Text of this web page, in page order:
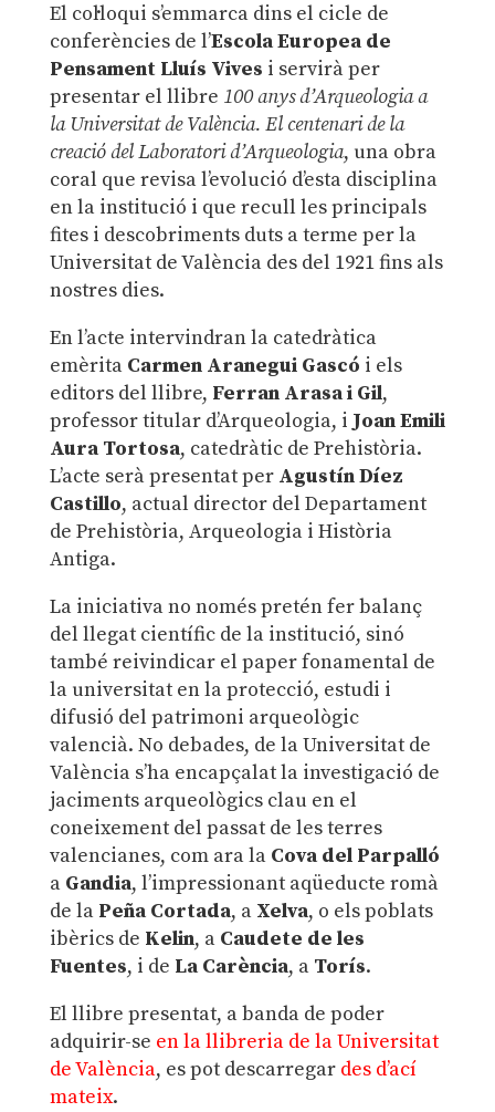
El col·loqui s’emmarca dins el cicle de
conferències de l’Escola Europea de
Pensament Lluís Vives i servirà per
presentar el llibre 100 anys d’Arqueologia a
la Universitat de València. El centenari de la
creació del Laboratori d’Arqueologia, una obra
coral que revisa l’evolució d’esta disciplina
en la institució i que recull les principals
fites i descobriments duts a terme per la
Universitat de València des del 1921 fins als
nostres dies.
En l’acte intervindran la catedràtica
emèrita Carmen Aranegui Gascó i els
editors del llibre, Ferran Arasa i Gil,
professor titular d’Arqueologia, i Joan Emili
Aura Tortosa, catedràtic de Prehistòria.
L’acte serà presentat per Agustín Díez
Castillo, actual director del Departament
de Prehistòria, Arqueologia i Història
Antiga.
La iniciativa no només pretén fer balanç
del llegat científic de la institució, sinó
també reivindicar el paper fonamental de
la universitat en la protecció, estudi i
difusió del patrimoni arqueològic
valencià. No debades, de la Universitat de
València s’ha encapçalat la investigació de
jaciments arqueològics clau en el
coneixement del passat de les terres
valencianes, com ara la Cova del Parpalló
a Gandia, l’impressionant aqüeducte romà
de la Peña Cortada, a Xelva, o els poblats
ibèrics de Kelin, aCaudete de les
Fuentes, i de La Carència, a Torís.
El llibre presentat, a banda de poder
adquirir-se en la llibreria de la Universitat
de València, es pot descarregar des d’ací
mateix.